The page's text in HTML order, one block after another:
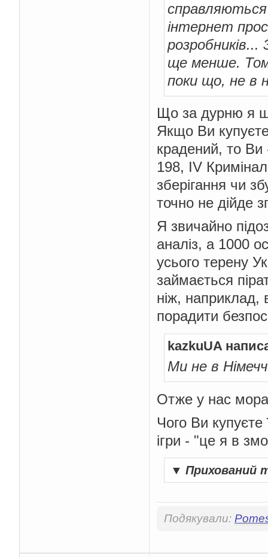
інтернет
ще менше.
поки що, не в
Що за дурню я
Якщо Ви
крадений, то Ви
198, IV
зберігання чи
точно не дійде
Я звичайно
аналіз, а 1000
усього терену
займається
ніж,
порадити
kazkuUA
Ми не в
Отже у нас
Чого Ви
ігри - "це я в
▼ Прихований
Подякували: